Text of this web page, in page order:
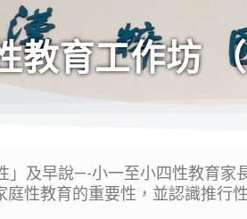
育工作坊 （
及早說—-小一至小四性教育家
性教育的重要性，並認識推行